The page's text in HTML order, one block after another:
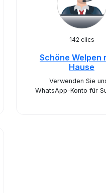
142 clics
Schöne Welpen
Hause
Verwenden Sie
WhatsApp-Konto für